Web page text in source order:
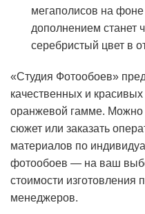
мегаполисов на
дополнением станет
серебристый цвет в
«Студия Фотообоев»
качественных и
оранжевой гамме. Можно
сюжет или заказать
материалов по
фотообоев — на ваш
стоимости изготовления
менеджеров.